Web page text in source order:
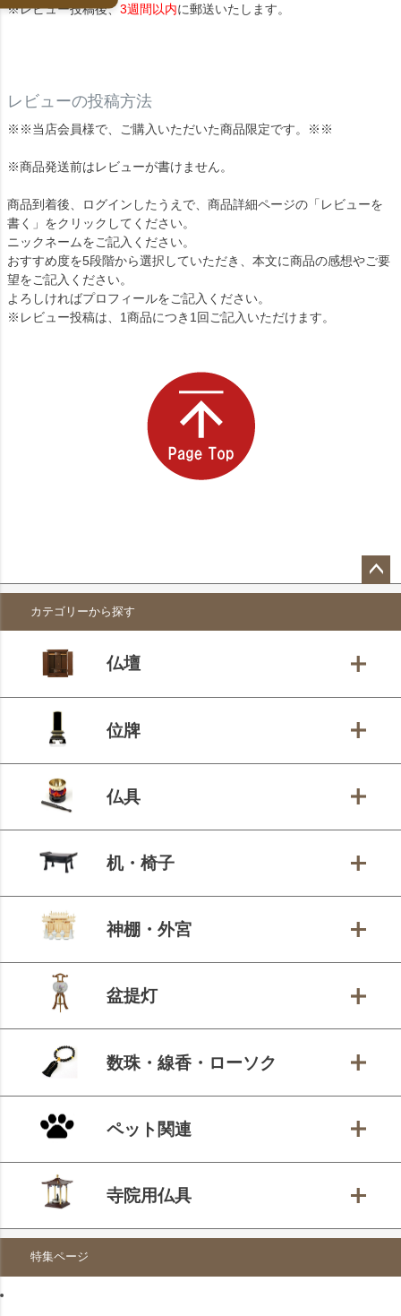
※レビュー投稿後、3週間以内に郵送いたします。
レビューの投稿方法
※※当店会員様で、ご購入いただいた商品限定です。※※
※商品発送前はレビューが書けません。
商品到着後、ログインしたうえで、商品詳細ページの「レビューを
書く」をクリックしてください。
ニックネームをご記入ください。
おすすめ度を5段階から選択していただき、本文に商品の感想やご要
望をご記入ください。
よろしければプロフィールをご記入ください。
※レビュー投稿は、1商品につき1回ご記入いただけます。
ペー
ップ
カテゴリーから探す
仏壇
位牌
仏具
机・椅子
神棚・外宮
盆提灯
数珠・線香・ローソク
ペット関連
寺院用仏具
特集ページ